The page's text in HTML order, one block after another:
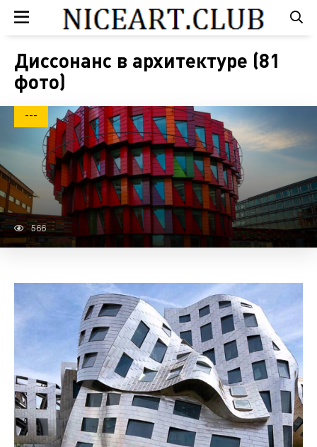
Диссонанс в архитектуре (81
фото)
---
566